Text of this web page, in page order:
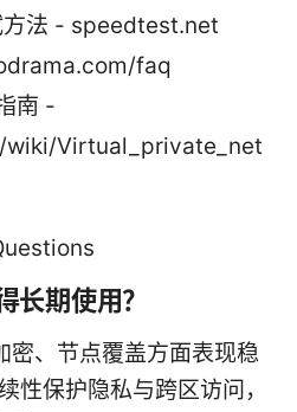
方法 - speedtest.net
faq
南 -
wiki/Virtual_private_net
长期使用？
、节点覆盖方面表现稳
性保护隐私与跨区访问，